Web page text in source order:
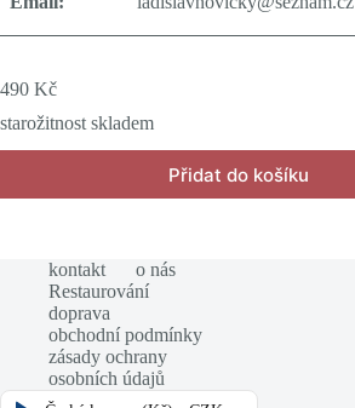
490 Kč
starožitnost skladem
Přidat do košíku
kontakt
o nás
Restaurování
doprava
obchodní podmínky
zásady ochrany
osobních údajů